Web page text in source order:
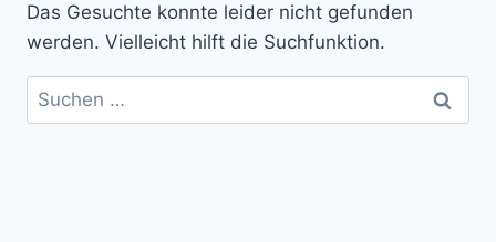
Das Gesuchte konnte leider nicht gefunden
werden. Vielleicht hilft die Suchfunktion.
Suchen
nach: